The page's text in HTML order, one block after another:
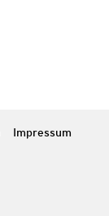
Impressum